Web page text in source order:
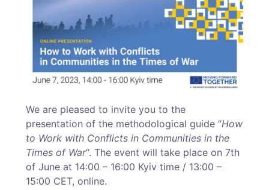
We are pleased to invite you to the
presentation of the methodological guide “How
to Work with Conflicts in Communities in the
Times of War“. The event will take place on 7th
of June at 14:00 – 16:00 Kyiv time / 13:00 –
15:00 CET, online.